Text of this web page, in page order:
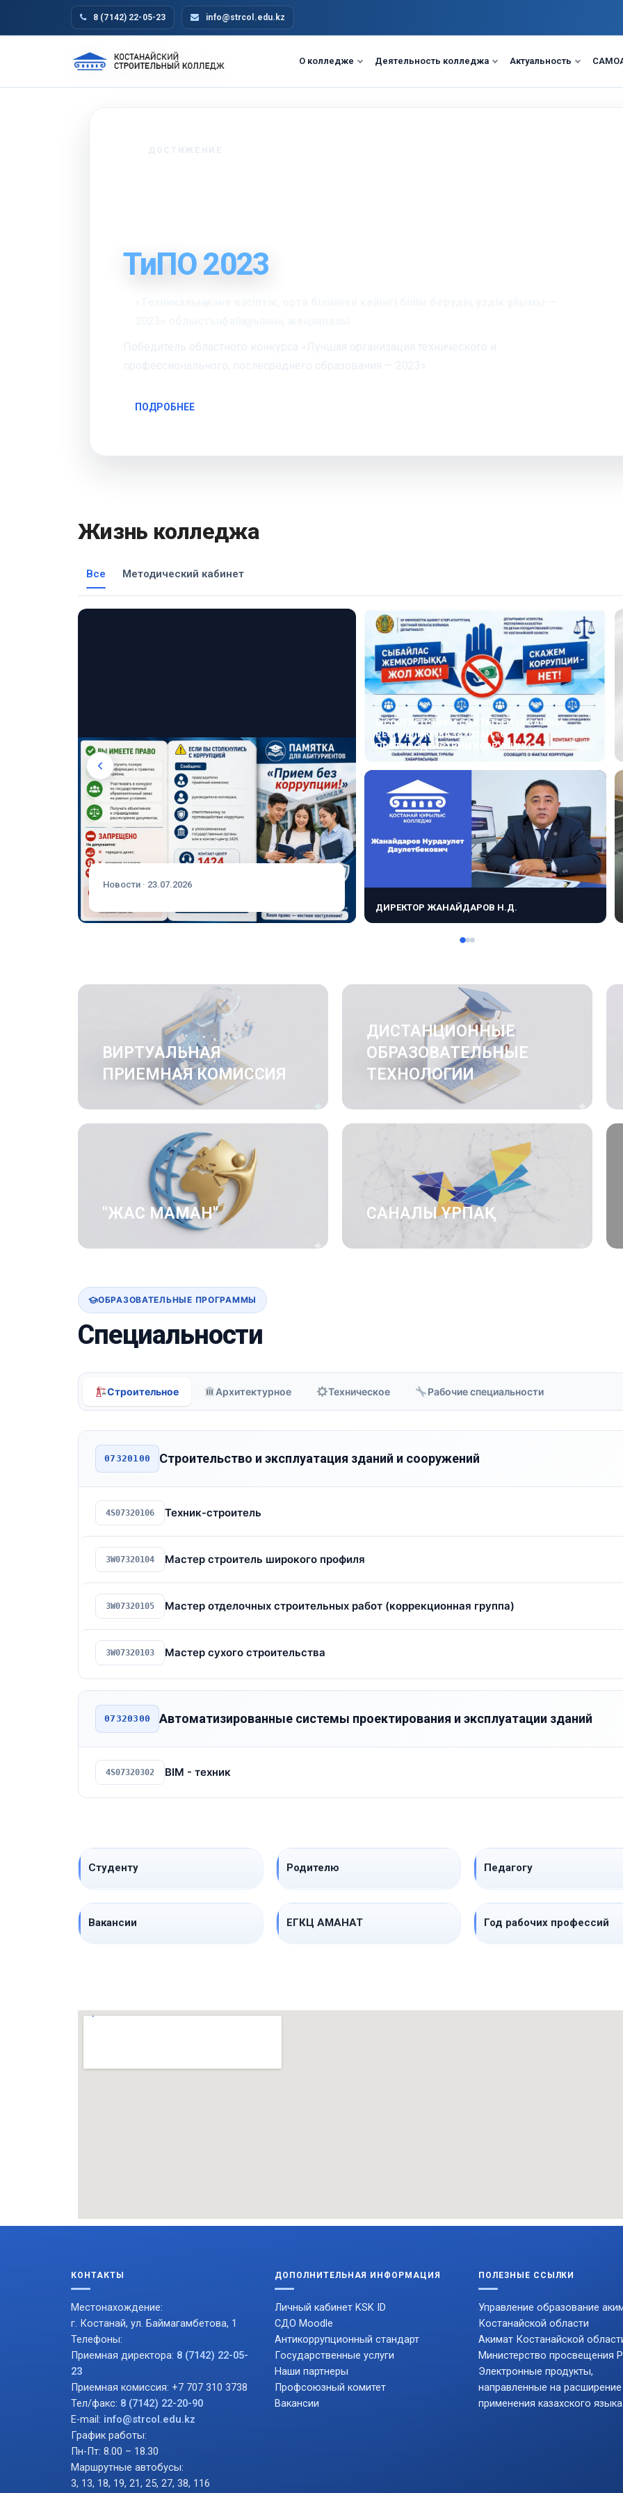
8 (7142) 22-05-23 info@strcol.edu.kz
О колледже Деятельность колледжа Актуальность
ТиПО 2023
ПОДРОБНЕЕ
Жизнь колледжа
Все Методический кабинет
Новости · 23.07.2026
В СООТВЕТСТВИИ СО СТАТЬЕЙ 18 ЗАКОНА
РЕСПУБЛИКИ КАЗАХСТАН «О
ПРОТИВОДЕЙСТВИИ КОРРУПЦИИ»
ДИРЕКТОР ЖАНАЙДАРОВ Н.Д.
ВИРТУАЛЬНАЯ
ПРИЕМНАЯ КОМИССИЯ
ДИСТАНЦИОННЫЕ
ОБРАЗОВАТЕЛЬНЫЕ
ТЕХНОЛОГИИ
"ЖАС МАМАН" САНАЛЫ ҰРПАҚ
ОБРАЗОВАТЕЛЬНЫЕ ПРОГРАММЫ
Специальности
Строительное Архитектурное Техническое Рабочие специальности
07320100 Строительство и эксплуатация зданий и сооружений
4S07320106 Техник-строитель
3W07320104 Мастер строитель широкого профиля
3W07320105 Мастер отделочных строительных работ (коррекционная группа)
3W07320103 Мастер сухого строительства
07320300 Автоматизированные системы проектирования и эксплуатации зданий
4S07320302 BIM - техник
Студенту Родителю Педагогу
Вакансии ЕГКЦ АМАНАТ Год рабочих профессий
КОНТАКТЫ
Местонахождение:
г. Костанай, ул. Баймагамбетова, 1
Телефоны:
Приемная директора: 8 (7142) 22-05-
23
Приемная комиссия: +7 707 310 3738
Тел/факс: 8 (7142) 22-20-90
E-mail: info@strcol.edu.kz
График работы:
Пн-Пт: 8.00 – 18.30
Маршрутные автобусы:
3, 13, 18, 19, 21, 25, 27, 38, 116
ДОПОЛНИТЕЛЬНАЯ ИНФОРМАЦИЯ
Личный кабинет KSK ID
СДО Moodle
Антикоррупционный стандарт
Государственные услуги
Наши партнеры
Профсоюзный комитет
Вакансии
ПОЛЕЗНЫЕ ССЫЛКИ
Управление образование
Костанайской области
Акимат Костанайской
Министерство просвещения
Электронные продукты,
направленные на
применения казахского языка